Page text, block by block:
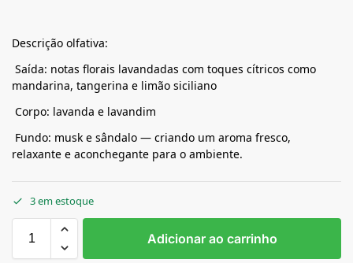
Descrição olfativa:
Saída: notas florais lavandadas com toques cítricos como
mandarina, tangerina e limão siciliano
Corpo: lavanda e lavandim
Fundo: musk e sândalo — criando um aroma fresco,
relaxante e aconchegante para o ambiente.
3 em estoque
Adicionar ao carrinho